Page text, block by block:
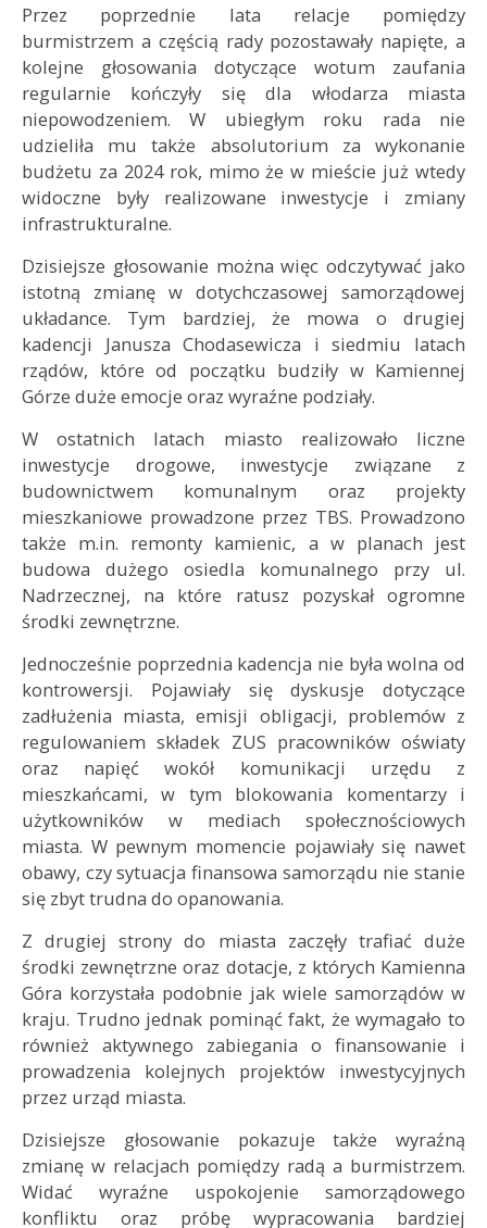
Przez poprzednie lata relacje pomiędzy
burmistrzem a częścią rady pozostawały napięte, a
kolejne głosowania dotyczące wotum zaufania
regularnie kończyły się dla włodarza miasta
niepowodzeniem. W ubiegłym roku rada nie
udzieliła mu także absolutorium za wykonanie
budżetu za 2024 rok, mimo że w mieście już wtedy
widoczne były realizowane inwestycje i zmiany
infrastrukturalne.
Dzisiejsze głosowanie można więc odczytywać jako
istotną zmianę w dotychczasowej samorządowej
układance. Tym bardziej, że mowa o drugiej
kadencji Janusza Chodasewicza i siedmiu latach
rządów, które od początku budziły w Kamiennej
Górze duże emocje oraz wyraźne podziały.
W ostatnich latach miasto realizowało liczne
inwestycje drogowe, inwestycje związane z
budownictwem komunalnym oraz projekty
mieszkaniowe prowadzone przez TBS. Prowadzono
także m.in. remonty kamienic, a w planach jest
budowa dużego osiedla komunalnego przy ul.
Nadrzecznej, na które ratusz pozyskał ogromne
środki zewnętrzne.
Jednocześnie poprzednia kadencja nie była wolna od
kontrowersji. Pojawiały się dyskusje dotyczące
zadłużenia miasta, emisji obligacji, problemów z
regulowaniem składek ZUS pracowników oświaty
oraz napięć wokół komunikacji urzędu z
mieszkańcami, w tym blokowania komentarzy i
użytkowników w mediach społecznościowych
miasta. W pewnym momencie pojawiały się nawet
obawy, czy sytuacja finansowa samorządu nie stanie
się zbyt trudna do opanowania.
Z drugiej strony do miasta zaczęły trafiać duże
środki zewnętrzne oraz dotacje, z których Kamienna
Góra korzystała podobnie jak wiele samorządów w
kraju. Trudno jednak pominąć fakt, że wymagało to
również aktywnego zabiegania o finansowanie i
prowadzenia kolejnych projektów inwestycyjnych
przez urząd miasta.
Dzisiejsze głosowanie pokazuje także wyraźną
zmianę w relacjach pomiędzy radą a burmistrzem.
Widać wyraźne uspokojenie samorządowego
konfliktu oraz próbę wypracowania bardziej